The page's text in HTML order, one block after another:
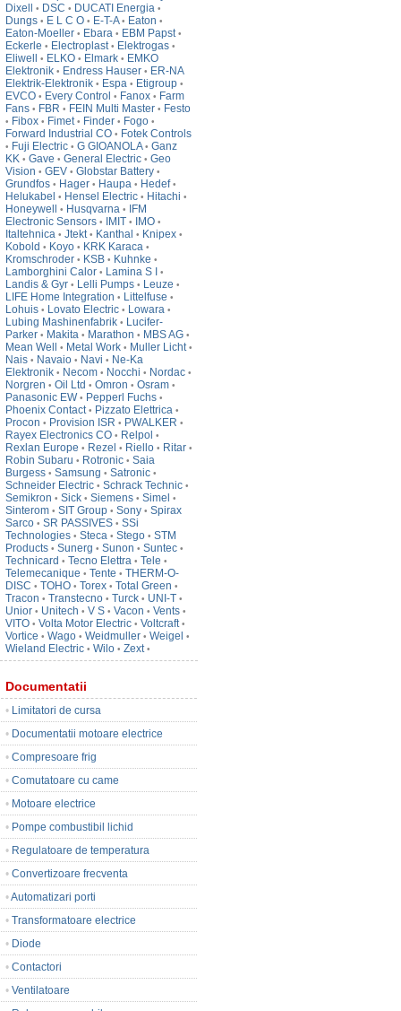
Dixell • DSC • DUCATI Energia •
Dungs • E L C O • E-T-A • Eaton •
Eaton-Moeller • Ebara • EBM Papst •
Eckerle • Electroplast • Elektrogas •
Eliwell • ELKO • Elmark • EMKO
Elektronik • Endress Hauser • ER-NA
Elektrik-Elektronik • Espa • Etigroup •
EVCO • Every Control • Fanox • Farm
Fans • FBR • FEIN Multi Master • Festo
• Fibox • Fimet • Finder • Fogo •
Forward Industrial CO • Fotek Controls
• Fuji Electric • G GIOANOLA • Ganz
KK • Gave • General Electric • Geo
Vision • GEV • Globstar Battery •
Grundfos • Hager • Haupa • Hedef •
Helukabel • Hensel Electric • Hitachi •
Honeywell • Husqvarna •
IFM
Electronic Sensors • IMIT • IMO •
Italtehnica • Jtekt • Kanthal • Knipex •
Kobold • Koyo • KRK Karaca •
Kromschroder • KSB • Kuhnke •
Lamborghini Calor • Lamina S I •
Landis & Gyr • Lelli Pumps • Leuze •
LIFE Home Integration • Littelfuse •
Lohuis • Lovato Electric • Lowara •
Lubing Mashinenfabrik • Lucifer-
Parker • Makita • Marathon • MBS AG •
Mean Well • Metal Work • Muller Licht •
Nais • Navaio • Navi • Ne-Ka
Elektronik • Necom • Nocchi • Nordac •
Norgren • Oil Ltd • Omron • Osram •
Panasonic EW • Pepperl Fuchs •
Phoenix Contact • Pizzato Elettrica •
Procon • Provision ISR • PWALKER •
Rayex Electronics CO • Relpol •
Rexlan Europe • Rezel • Riello • Ritar •
Robin Subaru • Rotronic • Saia
Burgess • Samsung • Satronic •
Schneider Electric • Schrack Technic •
Semikron • Sick • Siemens • Simel •
Sinterom • SIT Group • Sony • Spirax
Sarco • SR PASSIVES • SSi
Technologies • Steca • Stego • STM
Products • Sunerg • Sunon • Suntec •
Technicard • Tecno Elettra • Tele •
Telemecanique • Tente • THERM-O-
DISC • TOHO • Torex • Total Green •
Tracon • Transtecno • Turck • UNI-T •
Unior • Unitech • V S • Vacon • Vents •
VITO • Volta Motor Electric • Voltcraft •
Vortice • Wago • Weidmuller • Weigel •
Wieland Electric • Wilo • Zext •
Documentatii
• Limitatori de cursa
• Documentatii motoare electrice
• Compresoare frig
• Comutatoare cu came
• Motoare electrice
• Pompe combustibil lichid
• Regulatoare de temperatura
• Convertizoare frecventa
•Automatizari porti
• Transformatoare electrice
• Diode
• Contactori
• Ventilatoare